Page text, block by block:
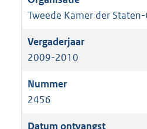
Tweede Kamer der Staten-
2009-2010
2456